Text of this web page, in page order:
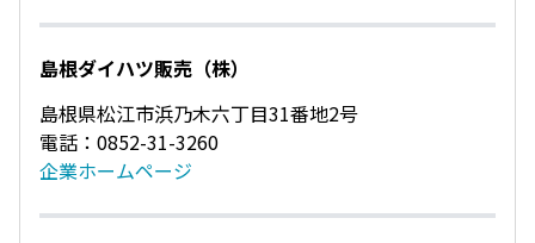
島根ダイハツ販売（株）
島根県松江市浜乃木六丁目31番地2号
電話：0852-31-3260
企業ホームページ